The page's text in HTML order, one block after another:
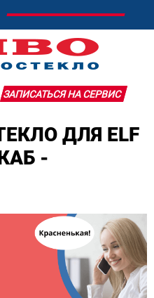
ЗАПИСАТЬСЯ НА СЕРВИС
ДЛЯ ELF
-